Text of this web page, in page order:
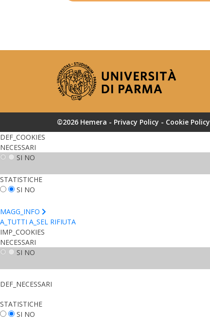
©2026 Hemera - Privacy Policy - Cookie Policy
DEF_COOKIES
NECESSARI
SI NO
STATISTICHE
SI NO
MAGG_INFO
A_TUTTI A_SEL RIFIUTA
IMP_COOKIES
NECESSARI
SI NO
DEF_NECESSARI
STATISTICHE
SI NO